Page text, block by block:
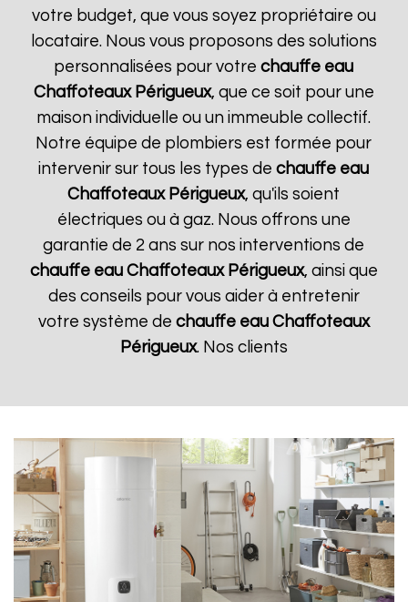
votre budget, que vous soyez propriétaire ou
locataire. Nous vous proposons des solutions
personnalisées pour votrechauffe eau
Chaffoteaux Périgueux, que ce soit pour une
maison individuelle ou un immeuble collectif.
Notre équipe de plombiers est formée pour
intervenir sur tous les types dechauffe eau
Chaffoteaux Périgueux, qu'ils soient
électriques ou à gaz. Nous offrons une
garantie de 2 ans sur nos interventions de
chauffe eau Chaffoteaux Périgueux, ainsi que
des conseils pour vous aider à entretenir
votre système de chauffe eau Chaffoteaux
Périgueux. Nos clients